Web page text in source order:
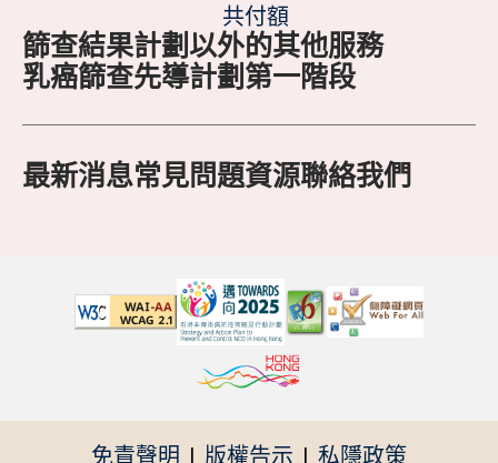
共付額
篩查結果計劃以外的其他服務
乳癌篩查先導計劃第一階段
最新消息常見問題資源聯絡我們
免責聲明 | 版權告示 | 私隱政策